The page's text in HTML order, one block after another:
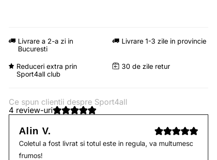
Livrare a 2-a zi in
Bucuresti
Livrare 1-3 zile in provincie
Reduceri extra prin
Sport4all club
30 de zile retur
Ce spun clientii despre Sport4all
4 review-uri
Alin V.
Coletul a fost livrat si totul este in regula, va multumesc
frumos!